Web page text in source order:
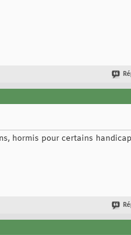
hormis pour certains